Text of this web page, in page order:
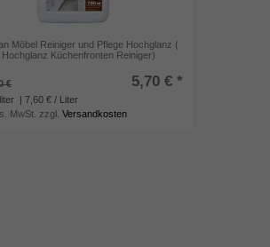
Möbel Reiniger und Pflege Hochglanz (
Küchenfronten Reiniger)
€ 5,70 € *
| 7,60 € / Liter
MwSt. zzgl.Versandkosten